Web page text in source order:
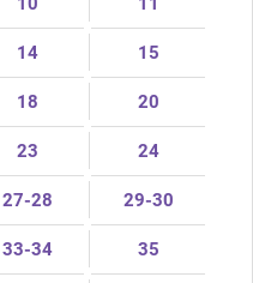
14 15
18 20
23 24
27-28 29-30
33-34 35